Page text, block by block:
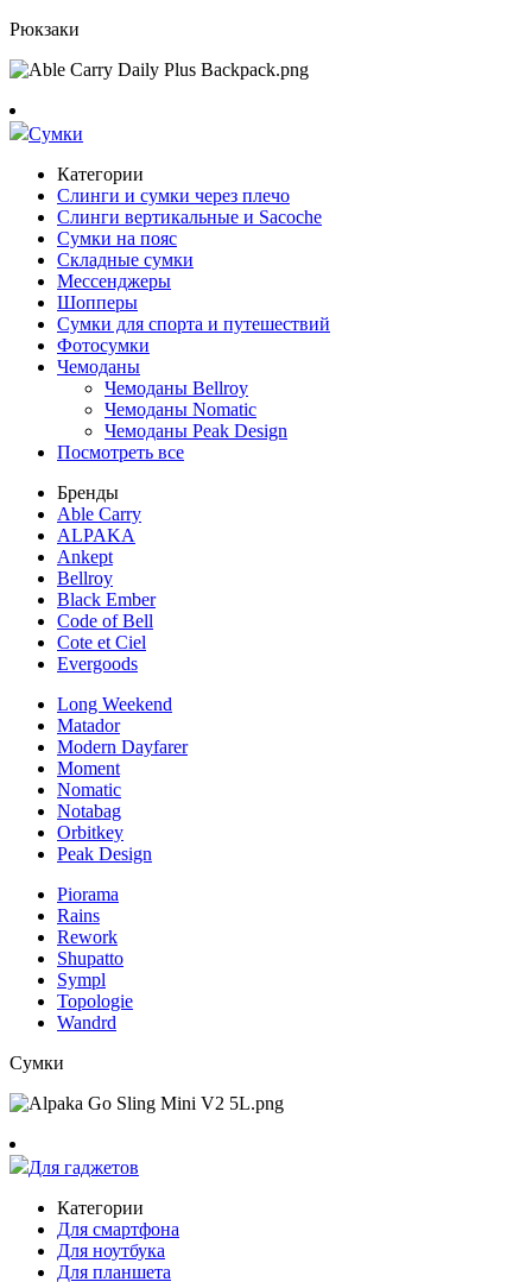
Рюкзаки
Сумки
Категории
Слинги и сумки через плечо
Слинги вертикальные и Sacoche
Сумки на пояс
Складные сумки
Мессенджеры
Шопперы
Сумки для спорта и путешествий
Фотосумки
Чемоданы
Чемоданы Bellroy
Чемоданы Nomatic
Чемоданы Peak Design
Посмотреть все
Бренды
Able Carry
ALPAKA
Ankept
Bellroy
Black Ember
Code of Bell
Cote et Ciel
Evergoods
Long Weekend
Matador
Modern Dayfarer
Moment
Nomatic
Notabag
Orbitkey
Peak Design
Piorama
Rains
Rework
Shupatto
Sympl
Topologie
Wandrd
Сумки
Для гаджетов
Категории
Для смартфона
Для ноутбука
Для планшета